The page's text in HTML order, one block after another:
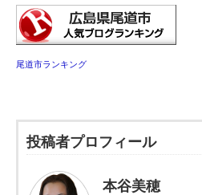
尾道市ランキング
投稿者プロフィール
本谷美穂